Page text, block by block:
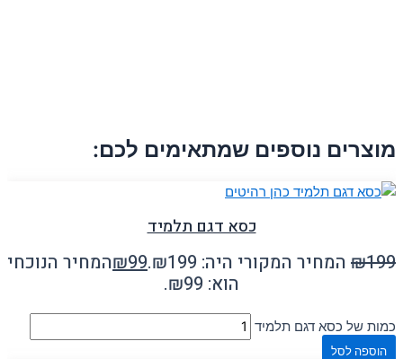
מוצרים נוספים שמתאימים לכם:
כסא דגם תלמיד
₪199 המחיר המקורי היה: ₪199. ₪99
המחיר הנוכחי
הוא: ₪99.
כמות של כסא דגם תלמיד
הוספה לסל